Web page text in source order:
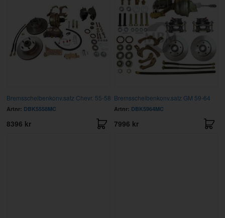
Bremsscheibenkonv.satz Chevr. 55-58
Artnr: DBK5558MC
8396 kr
Bremsscheibenkonv.satz GM 59-64
Artnr: DBK5964MC
7996 kr